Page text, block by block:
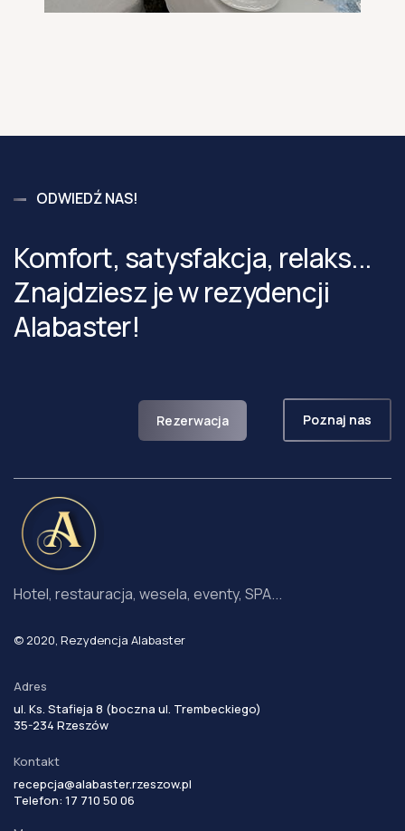
ODWIEDŹ NAS!
Komfort, satysfakcja, relaks...
Znajdziesz je w rezydencji
Alabaster!
Rezerwacja Poznaj nas
Hotel, restauracja, wesela, eventy, SPA...
© 2020, Rezydencja Alabaster
Adres
ul. Ks. Stafieja 8 (boczna ul. Trembeckiego)
35-234 Rzeszów
Kontakt
recepcja@alabaster.rzeszow.pl
Telefon: 17 710 50 06